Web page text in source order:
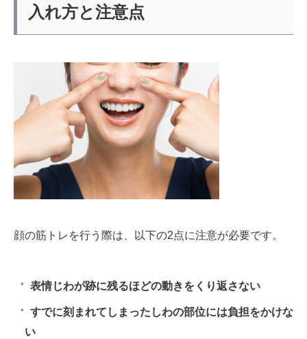
入れ方と注意点
顔の筋トレを行う際は、以下の2点に注意が必要です。
表情じわが跡に残るほどの動きをくり返さない
すでに刻まれてしまったしわの部位には負担をかけな
い